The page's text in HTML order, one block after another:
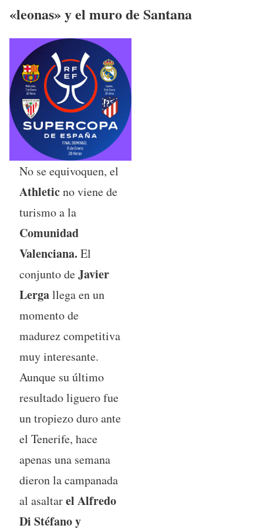
«leonas» y el muro de Santana
No se equivoquen, el
Athleticno viene de
turismo a la
Comunidad
Valenciana. El
conjunto deJavier
Lergallega en un
momento de
madurez competitiva
muy interesante.
Aunque su último
resultado liguero fue
un tropiezo duro ante
el Tenerife, hace
apenas una semana
dieron la campanada
al asaltarel Alfredo
Di Stéfano y